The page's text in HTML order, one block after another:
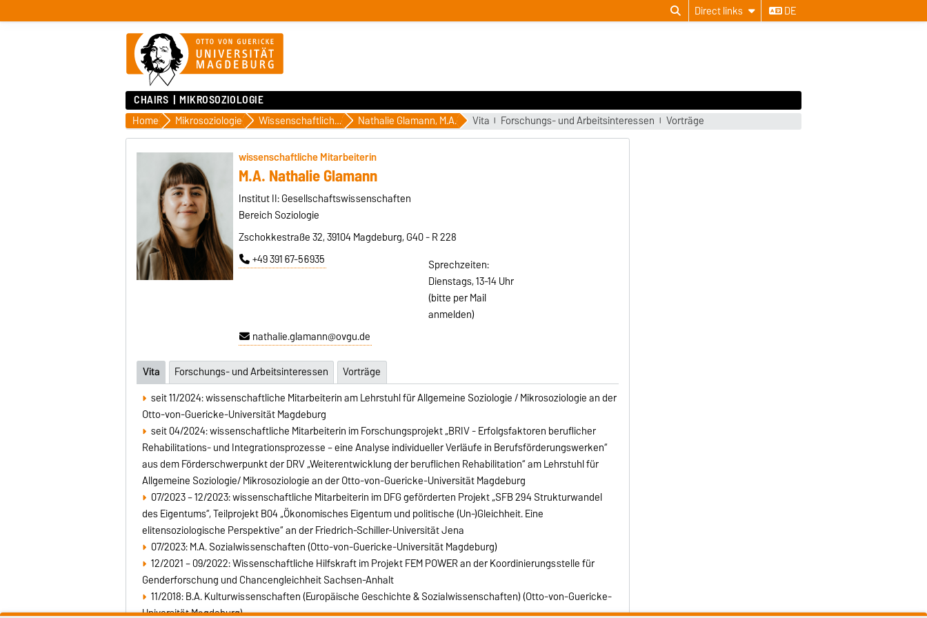
Direct links DE
CHAIRS MIKROSOZIOLOGIE
Home Mikrosoziologie Wissenschaftliche MitarbeiterInnen Nathalie Glamann, M.A. Vita Forschungs- und Arbeitsinteressen Vorträge
wissenschaftliche Mitarbeiterin
M.A. Nathalie Glamann
Institut II: Gesellschaftswissenschaften
Bereich Soziologie
Zschokkestraße 32, 39104 Magdeburg, G40 - R 228
+49 391 67-56935
nathalie.glamann@ovgu.de
Sprechzeiten:
Dienstags, 13-14 Uhr
(bitte per Mail
anmelden)
Vita Forschungs- und Arbeitsinteressen
Vorträge
seit 11/2024: wissenschaftliche Mitarbeiterin am Lehrstuhl für Allgemeine Soziologie / Mikrosoziologie an der
Otto-von-Guericke-Universität Magdeburg
seit 04/2024: wissenschaftliche Mitarbeiterin im Forschungsprojekt „BRIV - Erfolgsfaktoren beruflicher
Rehabilitations- und Integrationsprozesse – eine Analyse individueller Verläufe in Berufsförderungswerken“
aus dem Förderschwerpunkt der DRV „Weiterentwicklung der beruflichen Rehabilitation“ am Lehrstuhl für
Allgemeine Soziologie/ Mikrosoziologie an der Otto-von-Guericke-Universität Magdeburg
07/2023 – 12/2023: wissenschaftliche Mitarbeiterin im DFG geförderten Projekt „SFB 294 Strukturwandel
des Eigentums“, Teilprojekt B04 „Ökonomisches Eigentum und politische (Un-)Gleichheit. Eine
elitensoziologische Perspektive“ an der Friedrich-Schiller-Universität Jena
07/2023: M.A. Sozialwissenschaften (Otto-von-Guericke-Universität Magdeburg)
12/2021 – 09/2022: Wissenschaftliche Hilfskraft im Projekt FEM POWER an der Koordinierungsstelle für
Genderforschung und Chancengleichheit Sachsen-Anhalt
11/2018: B.A. Kulturwissenschaften (Europäische Geschichte & Sozialwissenschaften) (Otto-von-Guericke-
Universität Magdeburg)